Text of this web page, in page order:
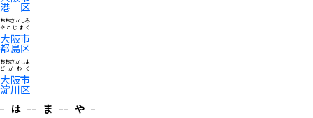
港区
大阪市
都島区
おおさかしみ
やこじまく
大阪市
淀川区
おおさかしよ
どがわく
は
ま
や